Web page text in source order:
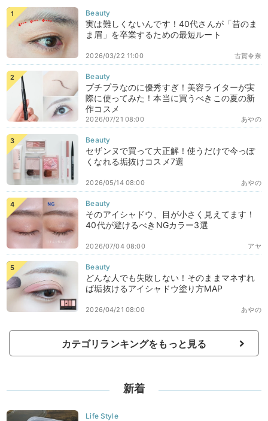
実は難しくないんです！40代さんが「昔のま
ま眉」を卒業するための最短ルート
古賀令奈
2026/03/22 11:00
プチプラなのに優秀すぎ！美容ライターが実
際に使ってみた！本当に買うべきこの夏の新
作コスメ
あやの
2026/07/21 08:00
セザンヌで買って大正解！使うだけで今っぽ
くなれる垢抜けコスメ7選
あやの
2026/05/14 08:00
そのアイシャドウ、目が小さく見えてます！
40代が避けるべきNGカラー3選
アヤ
2026/07/04 08:00
どんな人でも失敗しない！そのままマネすれ
ば垢抜けるアイシャドウ塗り方MAP
あやの
2026/04/21 08:00
カテゴリランキングをもっと見る
新着